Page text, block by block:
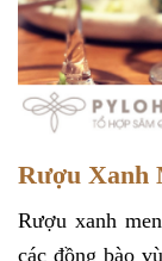
Rượu Xanh
Rượu xanh
các đồng bào